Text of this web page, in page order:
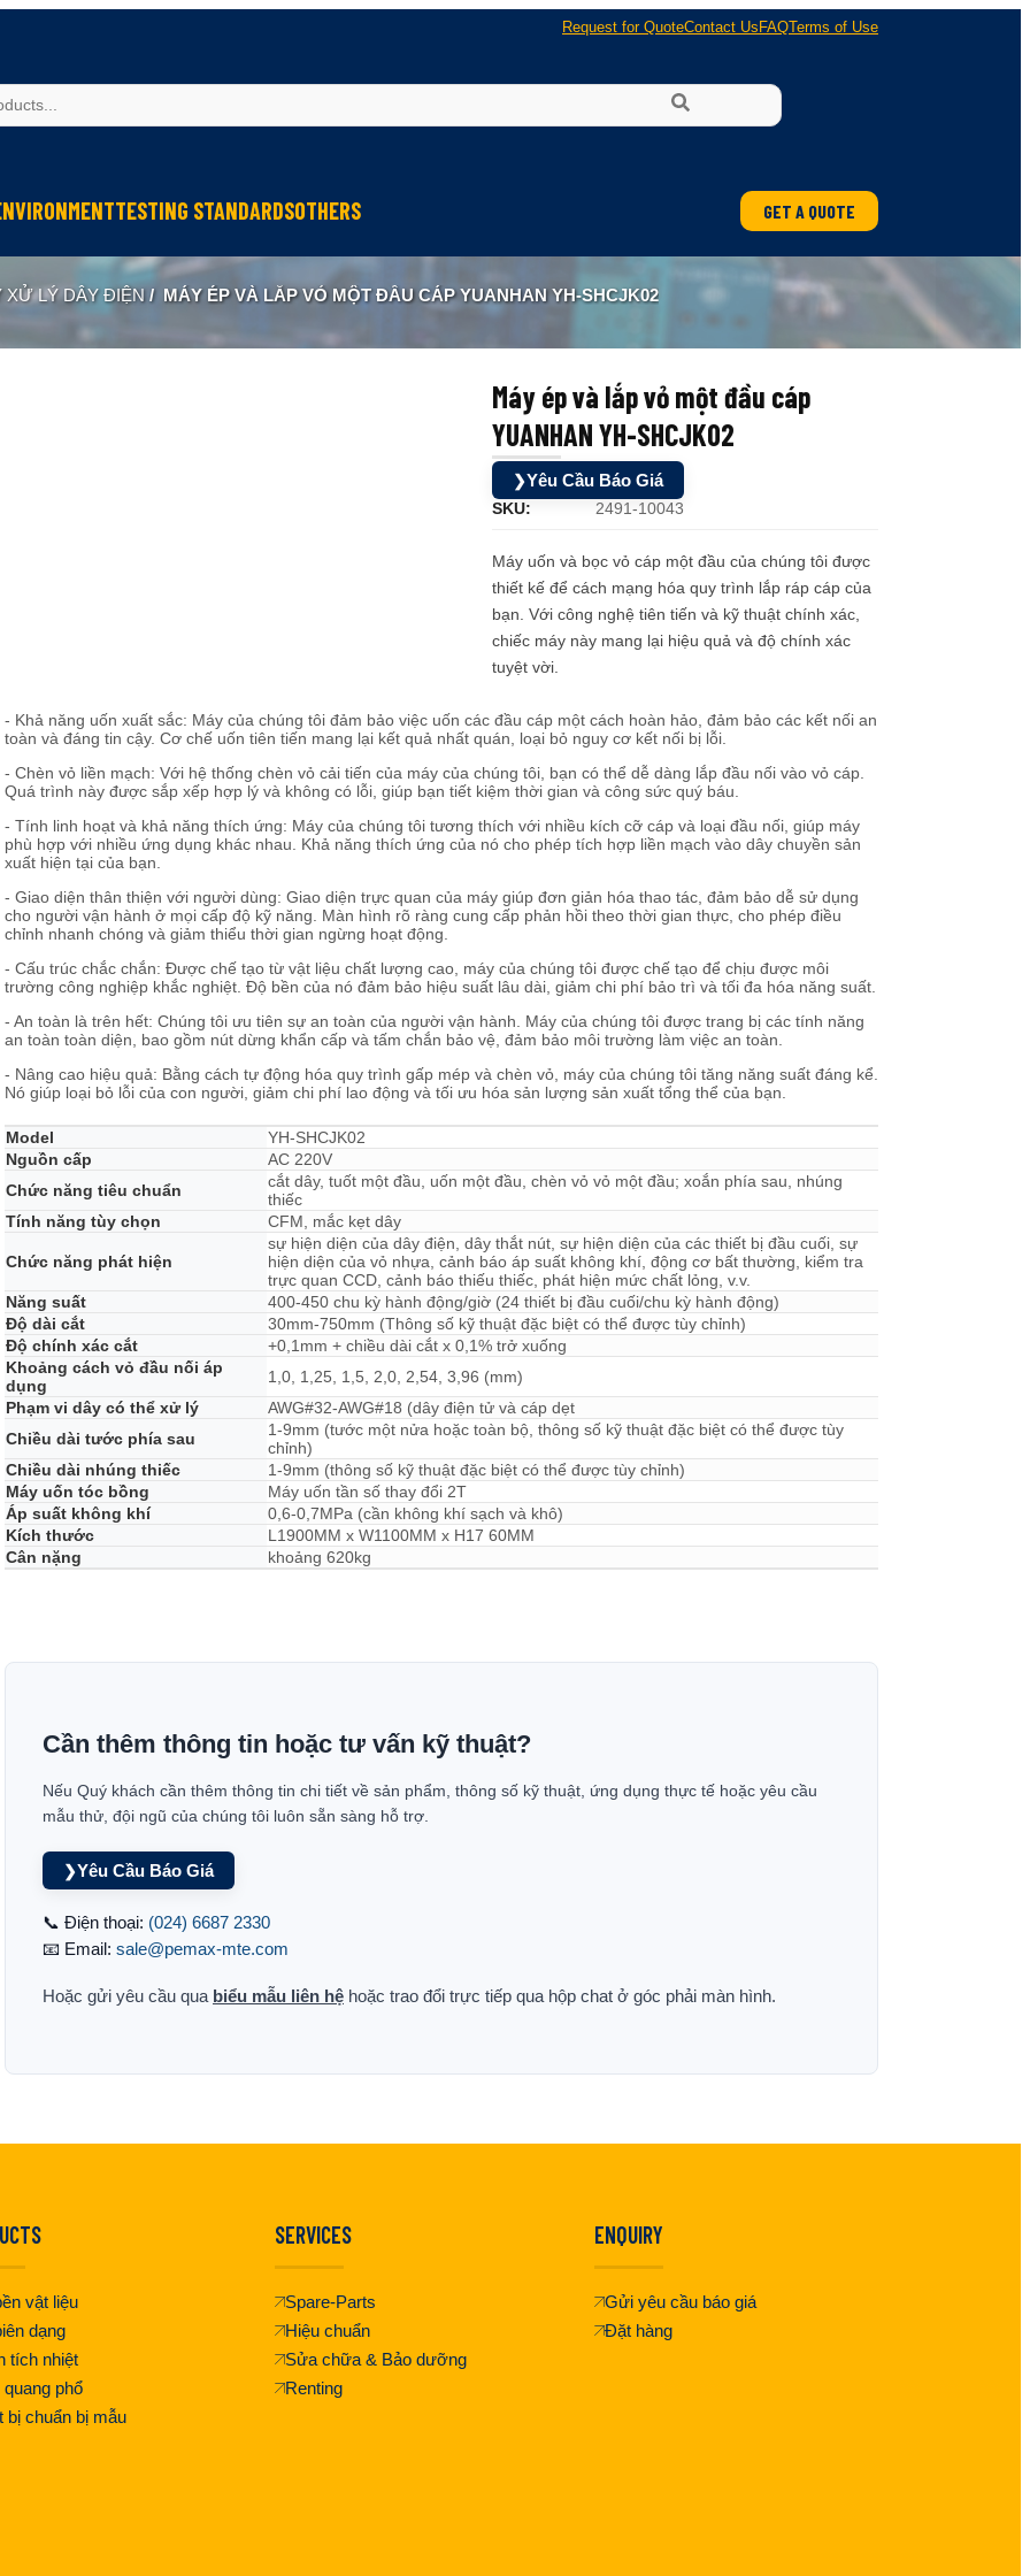
Request for QuoteContact Us FAQTerms of Use
Weather Testing
Climate & Environment Chamber
Sound & Vibration
TESTING STANDARDS
IEC Testing
Fire Resistance Testing
Sound & Vibration
OTHERS
Cable Testing
Geometry Measurement
Optical Instruments
Ultrasonic Measurement
GET A QUOTE
XỬ LÝ DÂY ĐIỆN / MÁY ÉP VÀ LẮP VỎ MỘT ĐẦU CÁP YUANHAN YH-SHCJK02
Máy ép và lắp vỏ một đầu cáp
YUANHAN YH-SHCJK02
❯Yêu Cầu Báo Giá
SKU: 2491-10043
Máy uốn và bọc vỏ cáp một đầu của chúng tôi được
thiết kế để cách mạng hóa quy trình lắp ráp cáp của
bạn. Với công nghệ tiên tiến và kỹ thuật chính xác,
chiếc máy này mang lại hiệu quả và độ chính xác
tuyệt vời.
- Khả năng uốn xuất sắc: Máy của chúng tôi đảm bảo việc uốn các đầu cáp một cách hoàn hảo, đảm bảo các kết nối an
toàn và đáng tin cậy. Cơ chế uốn tiên tiến mang lại kết quả nhất quán, loại bỏ nguy cơ kết nối bị lỗi.
- Chèn vỏ liền mạch: Với hệ thống chèn vỏ cải tiến của máy của chúng tôi, bạn có thể dễ dàng lắp đầu nối vào vỏ cáp.
Quá trình này được sắp xếp hợp lý và không có lỗi, giúp bạn tiết kiệm thời gian và công sức quý báu.
- Tính linh hoạt và khả năng thích ứng: Máy của chúng tôi tương thích với nhiều kích cỡ cáp và loại đầu nối, giúp máy
phù hợp với nhiều ứng dụng khác nhau. Khả năng thích ứng của nó cho phép tích hợp liền mạch vào dây chuyền sản
xuất hiện tại của bạn.
- Giao diện thân thiện với người dùng: Giao diện trực quan của máy giúp đơn giản hóa thao tác, đảm bảo dễ sử dụng
cho người vận hành ở mọi cấp độ kỹ năng. Màn hình rõ ràng cung cấp phản hồi theo thời gian thực, cho phép điều
chỉnh nhanh chóng và giảm thiểu thời gian ngừng hoạt động.
- Cấu trúc chắc chắn: Được chế tạo từ vật liệu chất lượng cao, máy của chúng tôi được chế tạo để chịu được môi
trường công nghiệp khắc nghiệt. Độ bền của nó đảm bảo hiệu suất lâu dài, giảm chi phí bảo trì và tối đa hóa năng suất.
- An toàn là trên hết: Chúng tôi ưu tiên sự an toàn của người vận hành. Máy của chúng tôi được trang bị các tính năng
an toàn toàn diện, bao gồm nút dừng khẩn cấp và tấm chắn bảo vệ, đảm bảo môi trường làm việc an toàn.
- Nâng cao hiệu quả: Bằng cách tự động hóa quy trình gấp mép và chèn vỏ, máy của chúng tôi tăng năng suất đáng kể.
Nó giúp loại bỏ lỗi của con người, giảm chi phí lao động và tối ưu hóa sản lượng sản xuất tổng thể của bạn.
Model
YH-SHCJK02
Nguồn cấp
AC 220V
Chức năng tiêu chuẩn
cắt dây, tuốt một đầu, uốn một đầu, chèn vỏ vỏ một đầu; xoắn phía sau, nhúng
thiếc
Tính năng tùy chọn
CFM, mắc kẹt dây
Chức năng phát hiện
sự hiện diện của dây điện, dây thắt nút, sự hiện diện của các thiết bị đầu cuối, sự
hiện diện của vỏ nhựa, cảnh báo áp suất không khí, động cơ bất thường, kiểm tra
trực quan CCD, cảnh báo thiếu thiếc, phát hiện mức chất lỏng, v.v.
Năng suất
400-450 chu kỳ hành động/giờ (24 thiết bị đầu cuối/chu kỳ hành động)
Độ dài cắt
30mm-750mm (Thông số kỹ thuật đặc biệt có thể được tùy chỉnh)
Độ chính xác cắt
+0,1mm + chiều dài cắt x 0,1% trở xuống
Khoảng cách vỏ đầu nối áp
dụng
1,0, 1,25, 1,5, 2,0, 2,54, 3,96 (mm)
Phạm vi dây có thể xử lý
AWG#32-AWG#18 (dây điện tử và cáp dẹt
Chiều dài tước phía sau
1-9mm (tước một nửa hoặc toàn bộ, thông số kỹ thuật đặc biệt có thể được tùy
chỉnh)
Chiều dài nhúng thiếc
1-9mm (thông số kỹ thuật đặc biệt có thể được tùy chỉnh)
Máy uốn tóc bồng
Máy uốn tần số thay đổi 2T
Áp suất không khí
0,6-0,7MPa (cần không khí sạch và khô)
Kích thước
L1900MM x W1100MM x H17 60MM
Cân nặng
khoảng 620kg
Cần thêm thông tin hoặc tư vấn kỹ thuật?
Nếu Quý khách cần thêm thông tin chi tiết về sản phẩm, thông số kỹ thuật, ứng dụng thực tế hoặc yêu cầu
mẫu thử, đội ngũ của chúng tôi luôn sẵn sàng hỗ trợ.
❯Yêu Cầu Báo Giá
📞 Điện thoại: (024) 6687 2330
📧 Email: sale@pemax-mte.com
Hoặc gửi yêu cầu qua biểu mẫu liên hệ hoặc trao đổi trực tiếp qua hộp chat ở góc phải màn hình.
vật liệu
dạng
tích nhiệt
phổ
bị chuẩn bị mẫu
SERVICES
Spare-Parts
Hiệu chuẩn
Sửa chữa & Bảo dưỡng
Renting
ENQUIRY
Gửi yêu cầu báo giá
Đặt hàng